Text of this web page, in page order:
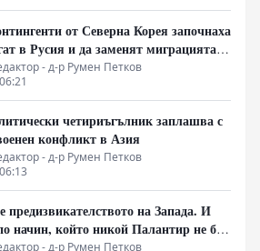
от Северна Корея започнаха
в Русия и да заменят миграцията
Азия в руската промишленост
- д-р Румен Петков
четириъгълник заплашва с
конфликт в Азия
- д-р Румен Петков
предизвикателството на Запада. И
начин, който никой Палантир не би
- д-р Румен Петков